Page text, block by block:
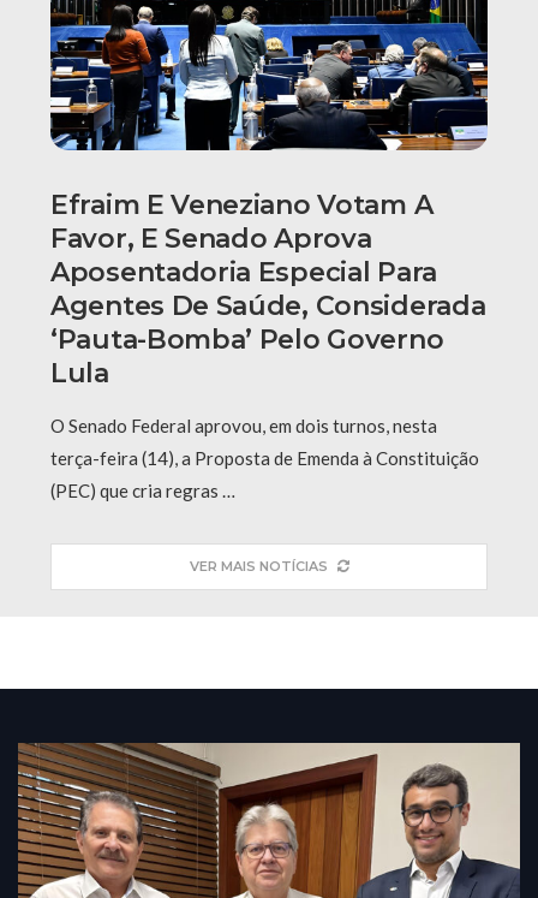
Efraim E Veneziano Votam A
Favor, E Senado Aprova
Aposentadoria Especial Para
Agentes De Saúde, Considerada
‘pauta-Bomba’ Pelo Governo
Lula
O Senado Federal aprovou, em dois turnos, nesta
terça-feira (14), a Proposta de Emenda à Constituição
(PEC) que cria regras …
VER MAIS NOTÍCIAS